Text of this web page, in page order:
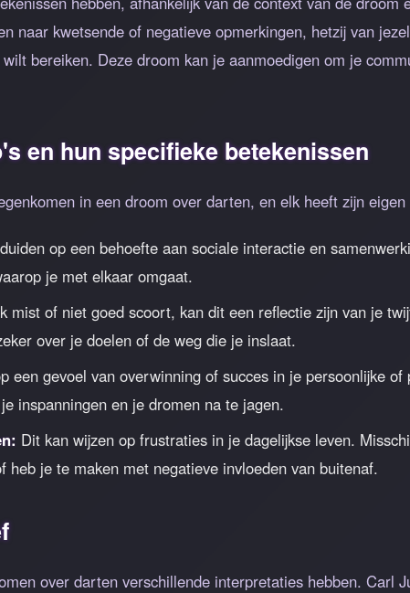
naar kwetsende of negatieve opmerkingen, hetzij van
bereiken. Deze droom kan je aanmoedigen om je
en hun specifieke betekenissen
in een droom over darten, en elk heeft zijn eigen
op een behoefte aan sociale interactie en
je met elkaar omgaat.
mist of niet goed scoort, kan dit een reflectie zijn van je
over je doelen of de weg die je inslaat.
een gevoel van overwinning of succes in je persoonlijke
inspanningen en je dromen na te jagen.
Dit kan wijzen op frustraties in je dagelijkse leven.
heb je te maken met negatieve invloeden van buitenaf.
over darten verschillende interpretaties hebben. Carl